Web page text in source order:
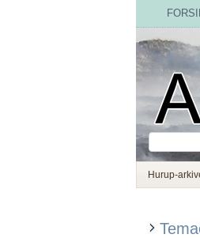
Hurup-